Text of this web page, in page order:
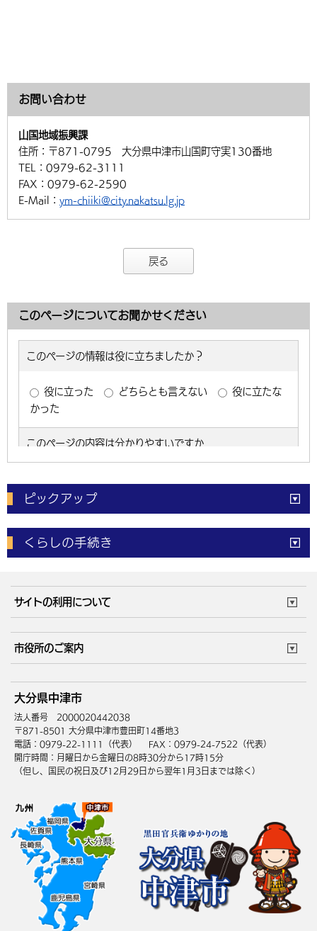
お問い合わせ
山国地域振興課
住所： 〒871-0795 大分県中津市山国町守実130番地
TEL： 0979-62-3111
FAX： 0979-62-2590
E-Mail： ym-chiiki@city.nakatsu.lg.jp
戻る
このページについてお聞かせください
ピックアップ
電子申請 窓口の混雑状況
体育施設予約状況 ご意見・ご要望
くらしの手続き
成人・仕事
住まい・引越 ごみ・環境
健康・医療 障がい・福祉
高齢・介護
サイトの利用について
サイトマップ
市役所のご案内
庁舎地図 組織案内
中津市へのアクセス
大分県中津市
法人番号 2000020442038
〒871-8501 大分県中津市豊田町14番地3
電話：0979-22-1111（代表）
FAX：0979-24-7522（代表）
開庁時間：月曜日から金曜日の8時30分から17時15分
（但し、国民の祝日及び12月29日から翌年1月3日までは除く）